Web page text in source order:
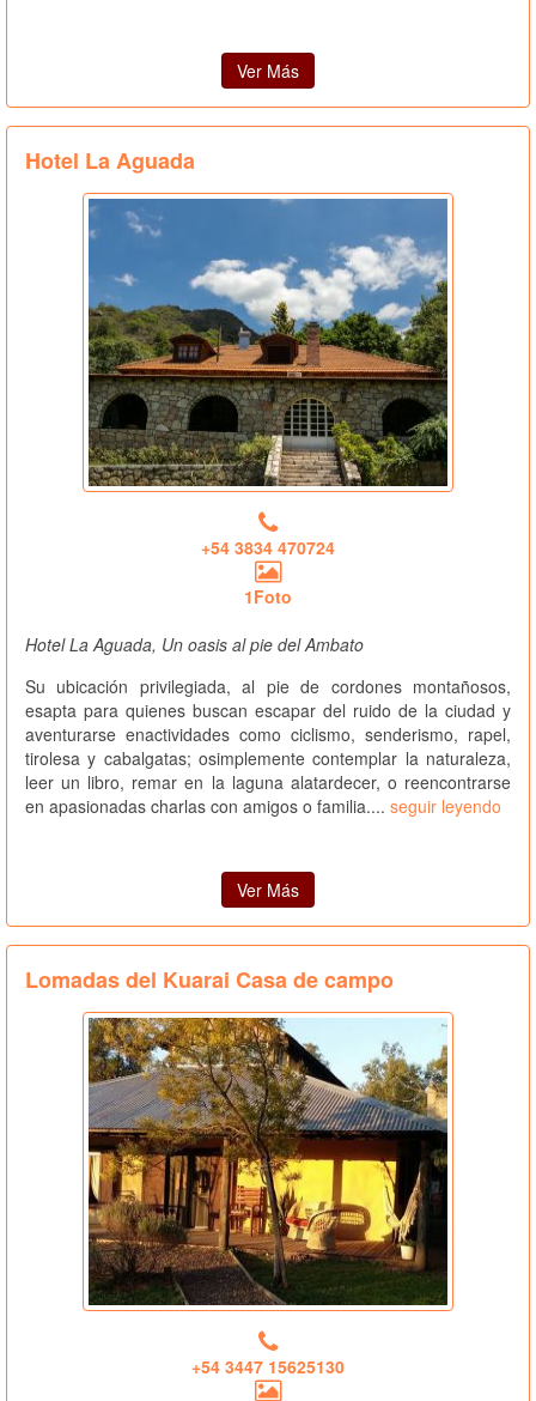
Ver Más
Hotel La Aguada
+54 3834 470724
1Foto
Hotel La Aguada, Un oasis al pie del Ambato
Su ubicación privilegiada, al pie de cordones montañosos,
esapta para quienes buscan escapar del ruido de la ciudad y
aventurarse enactividades como ciclismo, senderismo, rapel,
tirolesa y cabalgatas; osimplemente contemplar la naturaleza,
leer un libro, remar en la laguna alatardecer, o reencontrarse
en apasionadas charlas con amigos o familia.... seguir leyendo
Ver Más
Lomadas del Kuarai Casa de campo
+54 3447 15625130